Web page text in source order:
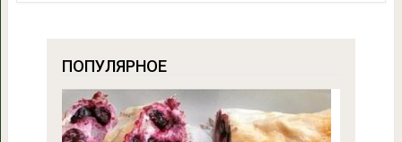
ПОПУЛЯРНОЕ